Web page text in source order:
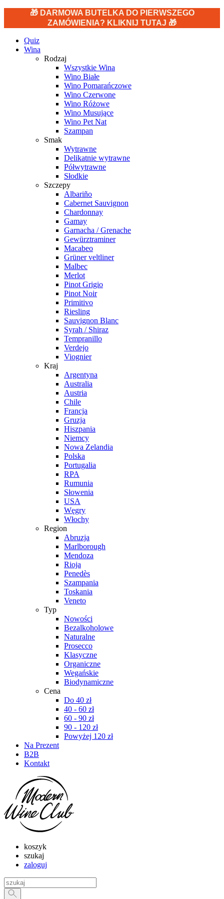
🎁 DARMOWA BUTELKA DO PIERWSZEGO
ZAMÓWIENIA? KLIKNIJ TUTAJ 🎁
Quiz
Wina
Rodzaj
Wszystkie Wina
Wino Białe
Wino Pomarańczowe
Wino Czerwone
Wino Różowe
Wino Musujące
Wino Pet Nat
Szampan
Smak
Wytrawne
Delikatnie wytrawne
Półwytrawne
Słodkie
Szczepy
Albariño
Cabernet Sauvignon
Chardonnay
Gamay
Garnacha / Grenache
Gewürztraminer
Macabeo
Grüner veltliner
Malbec
Merlot
Pinot Grigio
Pinot Noir
Primitivo
Riesling
Sauvignon Blanc
Syrah / Shiraz
Tempranillo
Verdejo
Viognier
Kraj
Argentyna
Australia
Austria
Chile
Francja
Gruzja
Hiszpania
Niemcy
Nowa Zelandia
Polska
Portugalia
RPA
Rumunia
Słowenia
USA
Węgry
Włochy
Region
Abruzja
Marlborough
Mendoza
Rioja
Penedès
Szampania
Toskania
Veneto
Typ
Nowości
Bezalkoholowe
Naturalne
Prosecco
Klasyczne
Organiczne
Wegańskie
Biodynamiczne
Cena
Do 40 zł
40 - 60 zł
60 - 90 zł
90 - 120 zł
Powyżej 120 zł
Na Prezent
B2B
Kontakt
koszyk
szukaj
zaloguj